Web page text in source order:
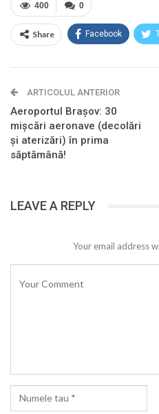
0
400
Share Facebook
ARTICOLUL ANTERIOR
Aeroportul Brașov: 30
mișcări aeronave (decolări
și aterizări) în prima
săptămână!
LEAVE A REPLY
Your email address